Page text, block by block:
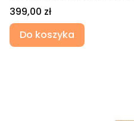
Cena
399,00 zł
Do koszyka